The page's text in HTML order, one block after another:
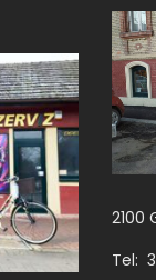
2100
Tel: